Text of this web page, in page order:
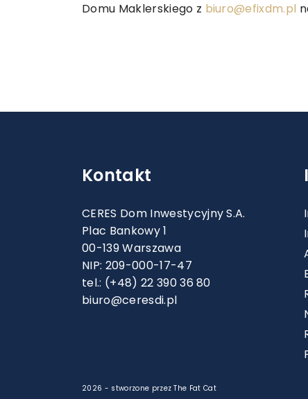
Domu Maklerskiego z biuro@efixdm.pl
Kontakt
CERES Dom Inwestycyjny S.A.
Plac Bankowy 1
00-139 Warszawa
NIP: 209-000-17-47
tel.: (+48) 22 390 36 80
biuro@ceresdi.pl
2026 - stworzone przez The Fat Cat